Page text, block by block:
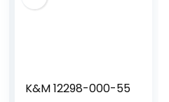
K&M 12298-000-55